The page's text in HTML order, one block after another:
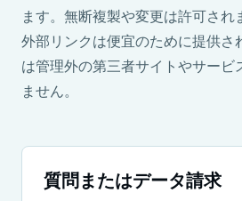
ます。無断複製や変更は許可され
外部リンクは便宜のために提供
は管理外の第三者サイトやサービ
ません。
質問またはデータ請求